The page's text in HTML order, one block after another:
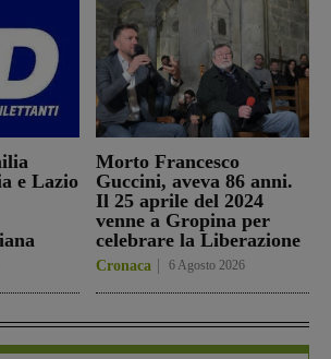
e Lazio
Morto Francesco
Guccini, aveva 86 anni.
Il 25 aprile del 2024
venne a Gropina per
celebrare la Liberazione
Cronaca 6 Agosto 2026